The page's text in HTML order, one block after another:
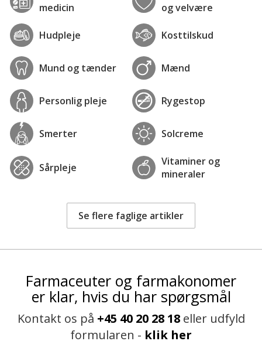
medicin
og velvære
Hudpleje Kosttilskud
Mund og tænder Mænd
Personlig pleje Rygestop
Smerter Solcreme
Sårpleje
Vitaminer og
mineraler
Se flere faglige artikler
Farmaceuter og farmakonomer
er klar, hvis du har spørgsmål
Kontakt os på +45 40 20 28 18eller udfyld
formularen - klik her